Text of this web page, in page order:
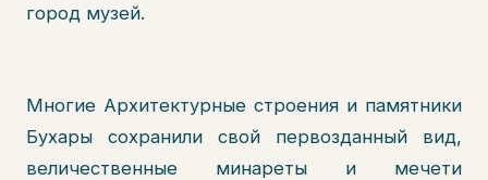
город музей.
Многие Архитектурные строения и памятники
Бухары сохранили свой первозданный вид,
величественные минареты и мечети